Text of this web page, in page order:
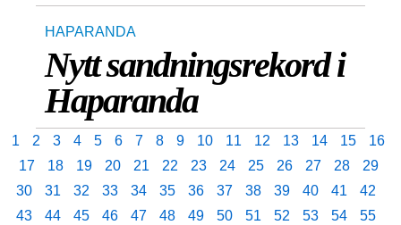
HAPARANDA
Nytt sandningsrekord i
Haparanda
1 2 3 4 5 6 7 8 9 10 11 12 13 14 15
16
17
18 19 20 21 22 23 24 25 26 27 28
29
30
31 32 33 34 35 36 37 38 39 40 41
42
43
44 45 46 47 48 49 50 51 52 53 54
55